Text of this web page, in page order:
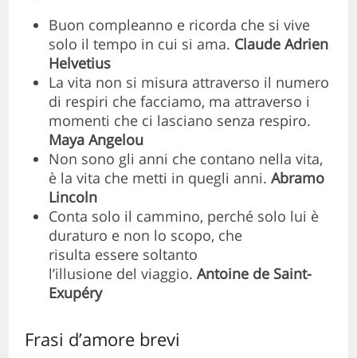
Buon compleanno e ricorda che si vive
solo il tempo in cui si ama. Claude Adrien
Helvetius
La vita non si misura attraverso il numero
di respiri che facciamo, ma attraverso i
momenti che ci lasciano senza respiro.
Maya Angelou
Non sono gli anni che contano nella vita,
è la vita che metti in quegli anni.Abramo
Lincoln
Conta solo il cammino, perché solo lui è
duraturo e non lo scopo, che
risulta essere soltanto
l’illusione del viaggio.Antoine de Saint-
Exupéry
Frasi d’amore brevi